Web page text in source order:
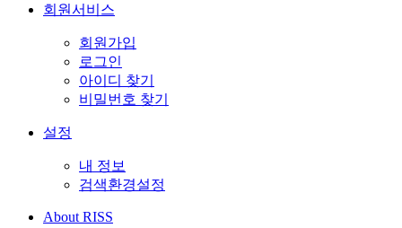
회원서비스
회원가입
로그인
아이디 찾기
비밀번호 찾기
설정
내 정보
검색환경설정
About RISS